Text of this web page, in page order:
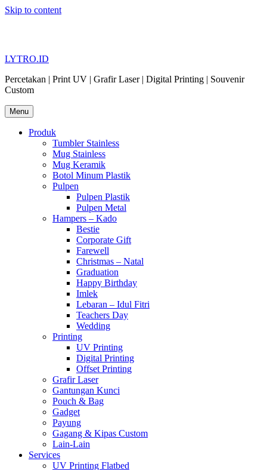
Skip to content
LYTRO.ID
Percetakan | Print UV | Grafir Laser | Digital Printing | Souvenir
Custom
Menu
Produk
Tumbler Stainless
Mug Stainless
Mug Keramik
Botol Minum Plastik
Pulpen
Pulpen Plastik
Pulpen Metal
Hampers – Kado
Bestie
Corporate Gift
Farewell
Christmas – Natal
Graduation
Happy Birthday
Imlek
Lebaran – Idul Fitri
Teachers Day
Wedding
Printing
UV Printing
Digital Printing
Offset Printing
Grafir Laser
Gantungan Kunci
Pouch & Bag
Gadget
Payung
Gagang & Kipas Custom
Lain-Lain
Services
UV Printing Flatbed